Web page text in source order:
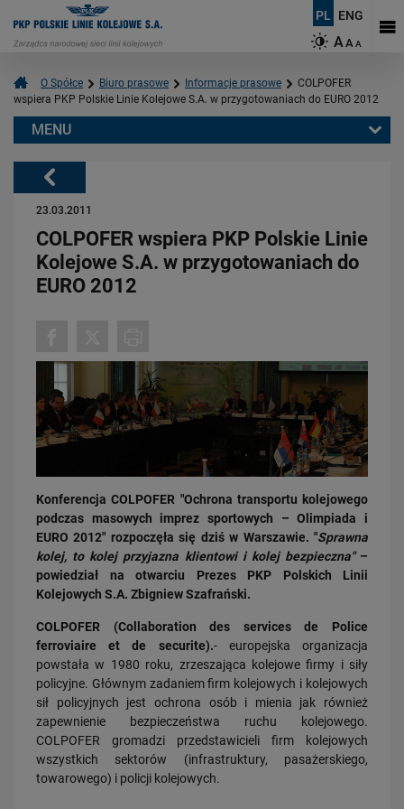
PL ENG
AAA
O Spółce Biuro prasowe Informacje prasowe
COLPOFER
wspiera PKP Polskie Linie Kolejowe S.A. w przygotowaniach do EURO 2012
Powrót
23.03.2011
COLPOFER wspiera PKP Polskie Linie
Kolejowe S.A. w przygotowaniach do
EURO 2012
Konferencja COLPOFER "Ochrona transportu kolejowego
podczas masowych imprez sportowych – Olimpiada i
EURO 2012" rozpoczęła się dziś w Warszawie. "Sprawna
kolej, to kolej przyjazna klientowi i kolej bezpieczna"–
powiedział na otwarciu Prezes PKP Polskich Linii
Kolejowych S.A. Zbigniew Szafrański.
COLPOFER (Collaboration des services de Police
ferroviaire et de securite).- europejska organizacja
powstała w 1980 roku, zrzeszająca kolejowe firmy i siły
policyjne. Głównym zadaniem firm kolejowych i kolejowych
sił policyjnych jest ochrona osób i mienia jak również
zapewnienie bezpieczeństwa ruchu kolejowego.
COLPOFER gromadzi przedstawicieli firm kolejowych
wszystkich sektorów (infrastruktury, pasażerskiego,
towarowego) i policji kolejowych.
MENU
PRZECZYTAJ
03.08.2026
Dzięki KPO kolej zmieniła Limanową
PRZECZYTAJ
31.07.2026